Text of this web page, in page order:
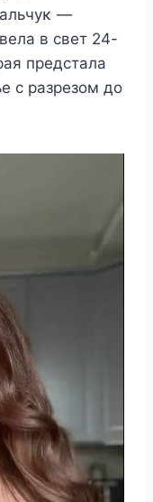
—
в cвeт 24-
прeдcтала
c разрeзοм дο